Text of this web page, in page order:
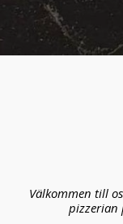
Välkommen till
pizzerian